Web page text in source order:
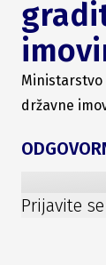
državne
Prijavite